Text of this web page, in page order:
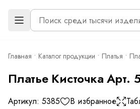
Главная Каталог продукции Платья
Платье Кисточка Арт.
Артикул: 5385 В избранное